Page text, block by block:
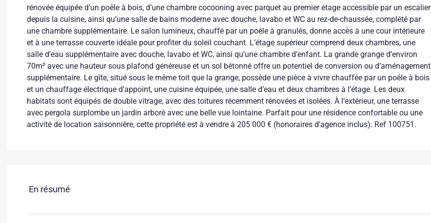
rénovée équipée d’un poêle à bois, d’une chambre cocooning avec parquet au premier étage accessible par un escalier
depuis la cuisine, ainsi qu’une salle de bains moderne avec douche, lavabo et WC au rez-de-chaussée, complété par
une chambre supplémentaire. Le salon lumineux, chauffé par un poêle à granulés, donne accès à une cour intérieure
et à une terrasse couverte idéale pour profiter du soleil couchant. L’étage supérieur comprend deux chambres, une
salle d’eau supplémentaire avec douche, lavabo et WC, ainsi qu’une chambre d’enfant. La grande grange d’environ
70m² avec une hauteur sous plafond généreuse et un sol bétonné offre un potentiel de conversion ou d’aménagement
supplémentaire. Le gîte, situé sous le même toit que la grange, possède une pièce à vivre chauffée par un poêle à bois
et un chauffage électrique d’appoint, une cuisine équipée, une salle d’eau et deux chambres à l’étage. Les deux
habitats sont équipés de double vitrage, avec des toitures récemment rénovées et isolées. À l’extérieur, une terrasse
avec pergola surplombe un jardin arboré avec une belle vue lointaine. Parfait pour une résidence confortable ou une
activité de location saisonnière, cette propriété est à vendre à 205 000 € (honoraires d’agence inclus). Ref 100751.
En résumé